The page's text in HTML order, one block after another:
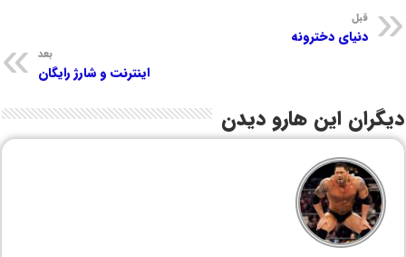
قبل
دنیای دخترونه
بعد
اینترنت و شارژ رایگان
دیگران این هارو دیدن